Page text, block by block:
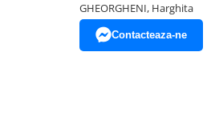
GHEORGHENI, Harghita
Contacteaza-ne